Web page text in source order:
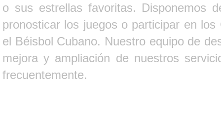
o sus estrellas favoritas. Disponemos
pronosticar los juegos o participar en
el Béisbol Cubano. Nuestro equipo de
mejora y ampliación de nuestros
frecuentemente.